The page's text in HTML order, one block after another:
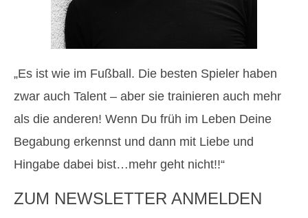
„Es ist wie im Fußball. Die besten Spieler haben
zwar auch Talent – aber sie trainieren auch mehr
als die anderen! Wenn Du früh im Leben Deine
Begabung erkennst und dann mit Liebe und
Hingabe dabei bist…mehr geht nicht!!“
ZUM NEWSLETTER ANMELDEN